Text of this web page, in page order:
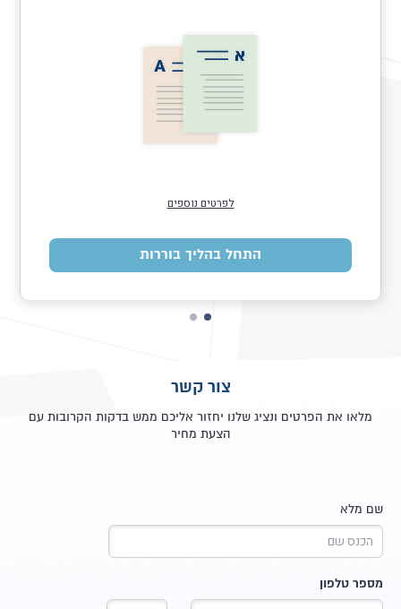
לפרטים נוספים
התחל בהליך בוררות
צור קשר
מלאו את הפרטים ונציג שלנו יחזור אליכם ממש בדקות הקרובות עם
הצעת מחיר
שם מלא
מספר טלפון